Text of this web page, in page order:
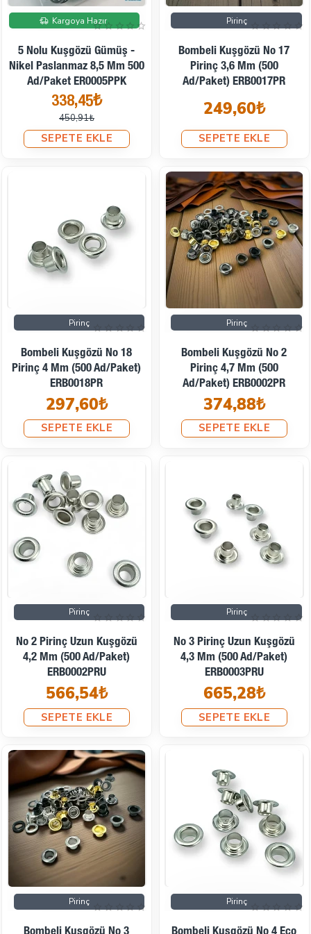
İndirimde
Kargoya Hazır
5 Nolu Kuşgözü Gümüş -
Nikel Paslanmaz 8,5 Mm 500
Ad/Paket ER0005PPK
338,45₺
450,91₺
SEPETE EKLE
Pirinç
Bombeli Kuşgözü No 17
Pirinç 3,6 Mm (500
Ad/Paket) ERB0017PR
249,60₺
SEPETE EKLE
Pirinç
Bombeli Kuşgözü No 18
Pirinç 4 Mm (500 Ad/Paket)
ERB0018PR
297,60₺
SEPETE EKLE
Pirinç
Bombeli Kuşgözü No 2
Pirinç 4,7 Mm (500
Ad/Paket) ERB0002PR
374,88₺
SEPETE EKLE
Pirinç
No 2 Pirinç Uzun Kuşgözü
4,2 Mm (500 Ad/Paket)
ERB0002PRU
566,54₺
SEPETE EKLE
Pirinç
No 3 Pirinç Uzun Kuşgözü
4,3 Mm (500 Ad/Paket)
ERB0003PRU
665,28₺
SEPETE EKLE
Pirinç Pirinç